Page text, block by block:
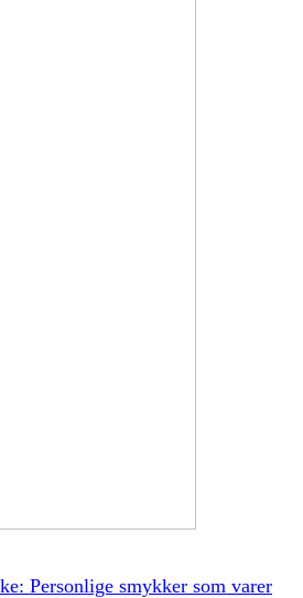
Personlige smykker som varer